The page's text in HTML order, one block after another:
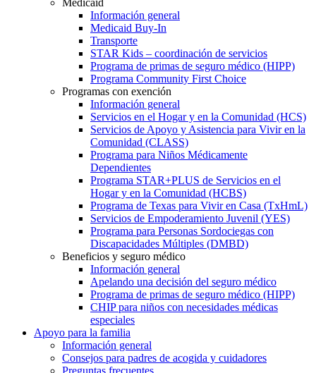
Información general
Medicaid Buy-In
Transporte
STAR Kids – coordinación de servicios
Programa de primas de seguro médico (HIPP)
Programa Community First Choice
Programas con exención
Información general
Servicios en el Hogar y en la Comunidad (HCS)
Servicios de Apoyo y Asistencia para Vivir en la
Comunidad (CLASS)
Programa para Niños Médicamente
Dependientes
Programa STAR+PLUS de Servicios en el
Hogar y en la Comunidad (HCBS)
Programa de Texas para Vivir en Casa (TxHmL)
Servicios de Empoderamiento Juvenil (YES)
Programa para Personas Sordociegas con
Discapacidades Múltiples (DMBD)
Beneficios y seguro médico
Información general
Apelando una decisión del seguro médico
Programa de primas de seguro médico (HIPP)
CHIP para niños con necesidades médicas
especiales
Apoyo para la familia
Información general
Consejos para padres de acogida y cuidadores
Preguntas frecuentes